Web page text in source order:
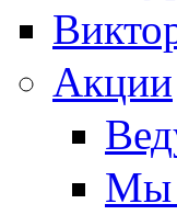
Акции
Мы